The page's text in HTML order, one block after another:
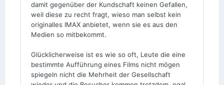
damit gegenüber der Kundschaft keinen Gefallen,
weil diese zu recht fragt, wieso man selbst kein
originalles IMAX anbietet, wenn sie es aus den
Medien so mitbekommt.
Glücklicherweise ist es wie so oft, Leute die eine
bestimmte Aufführung eines Films nicht mögen
spiegeln nicht die Mehrheit der Gesellschaft